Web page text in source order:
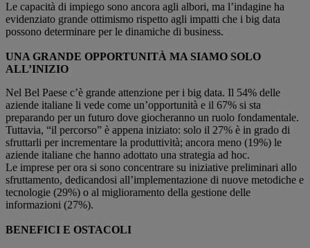
Le capacità di impiego sono ancora agli albori, ma l’indagine ha
evidenziato grande ottimismo rispetto agli impatti che i big data
possono determinare per le dinamiche di business.
UNA GRANDE OPPORTUNITÀ MA SIAMO SOLO
ALL’INIZIO
Nel Bel Paese c’è grande attenzione per i big data. Il 54% delle
aziende italiane li vede come un’opportunità e il 67% si sta
preparando per un futuro dove giocheranno un ruolo fondamentale.
Tuttavia, “il percorso” è appena iniziato: solo il 27% è in grado di
sfruttarli per incrementare la produttività; ancora meno (19%) le
aziende italiane che hanno adottato una strategia ad hoc.
Le imprese per ora si sono concentrare su iniziative preliminari allo
sfruttamento, dedicandosi all’implementazione di nuove metodiche e
tecnologie (29%) o al miglioramento della gestione delle
informazioni (27%).
BENEFICI E OSTACOLI